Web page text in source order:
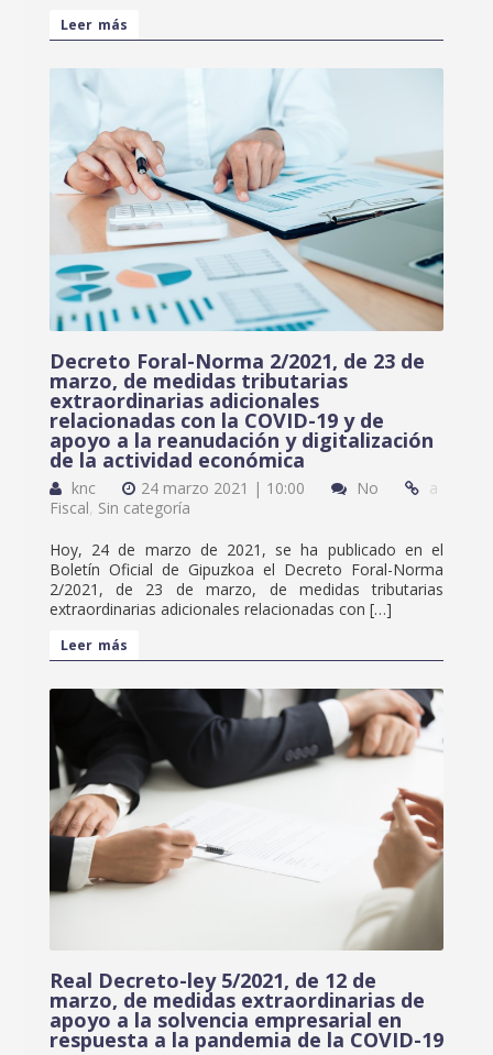
Leer más
Decreto Foral-Norma 2/2021, de 23 de
marzo, de medidas tributarias
extraordinarias adicionales
relacionadas con la COVID-19 y de
apoyo a la reanudación y digitalización
de la actividad económica
knc 24 marzo 2021 | 10:00 No
a
Fiscal, Sin categoría
Hoy, 24 de marzo de 2021, se ha publicado en el
Boletín Oficial de Gipuzkoa el Decreto Foral-Norma
2/2021, de 23 de marzo, de medidas tributarias
extraordinarias adicionales relacionadas con […]
Leer más
Real Decreto-ley 5/2021, de 12 de
marzo, de medidas extraordinarias de
apoyo a la solvencia empresarial en
respuesta a la pandemia de la COVID-19